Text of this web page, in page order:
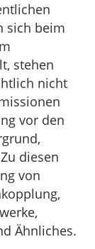
sich beim
stehen
nicht
vor den
diesen
von
Ähnliches.